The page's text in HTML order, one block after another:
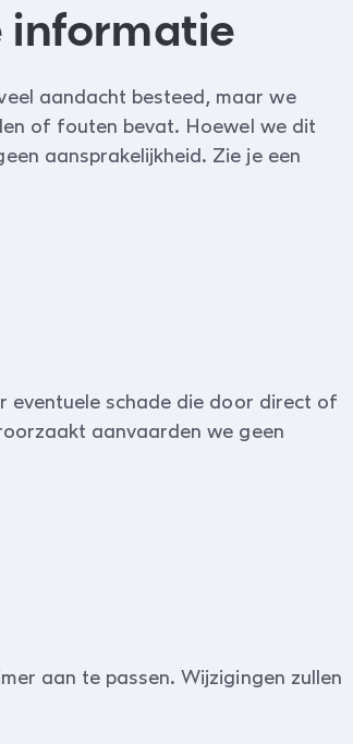
informatie
aandacht besteed, maar we
of fouten bevat. Hoewel we dit
aansprakelijkheid. Zie je een
eventuele schade die door direct of
aanvaarden we geen
aan te passen. Wijzigingen zullen